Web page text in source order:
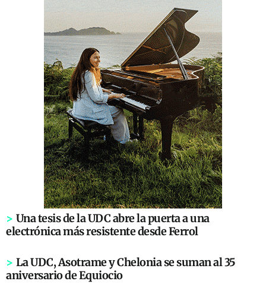
> Una tesis de la UDC abre la puerta a una
electrónica más resistente desde Ferrol
> La UDC, Asotrame y Chelonia se suman al 35
aniversario de Equiocio